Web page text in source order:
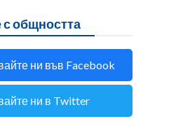
общността
ни във Facebook
ни в Twitter